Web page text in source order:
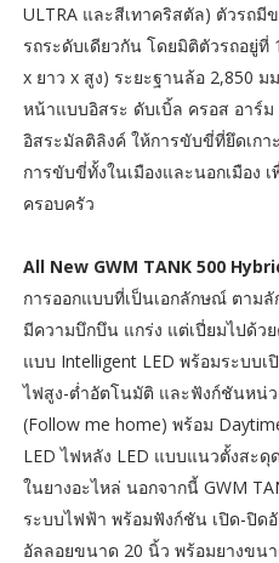
ULTRA และสีเทาคริสตัล) ตัวรถ
รถระดับเดียวกัน โดยมิติตัวรถอยู่ที่
x ยาว x สูง) ระยะฐานล้อ 2,850
หน้าแบบอิสระ ดับเบิ้ล ครอส อาร์
อิสระมัลติลิงค์ ให้การขับขี่ที่ยึดเก
การขับขี่ทั้งในเมืองและนอกเมือง
ครอบครัว
All New GWM TANK 500
การออกแบบที่เป็นเอกลักษณ์ ตาม
มีความบึกบึน แกร่ง แต่เปี่ยมไปด้ว
แบบ Intelligent LED พร้อมระบบ
ไฟสูง-ต่ำอัตโนมัติ และฟังก์ชันหน่ว
(Follow me home) พร้อม
LED ไฟหลัง LED แบบแนวตั้งสะ
ในยางอะไหล่ นอกจากนี้ GWM
ระบบไฟฟ้า พร้อมฟังก์ชัน เปิด-ปิด
อัลลอยขนาด 20 นิ้ว พร้อมยางขน